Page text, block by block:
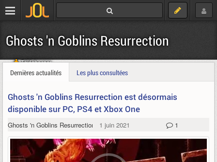
Ghosts 'n Goblins Resurrection
Télécharger
Dernières actualités
Les plus consultées
Ghosts 'n Goblins Resurrection est désormais
disponible sur PC, PS4 et Xbox One
Ghosts 'n Goblins Resurrection 1 juin 2021 1